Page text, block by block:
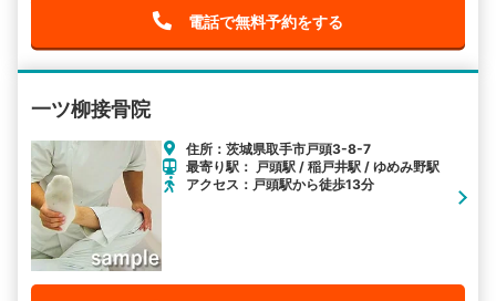
電話で無料予約をする
一ツ柳接骨院
住所：茨城県取手市戸頭3-8-7
最寄り駅： 戸頭駅 / 稲戸井駅 / ゆめみ野駅
アクセス：戸頭駅から徒歩13分